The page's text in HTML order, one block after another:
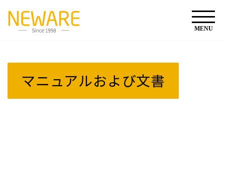
マニュアルおよび文書